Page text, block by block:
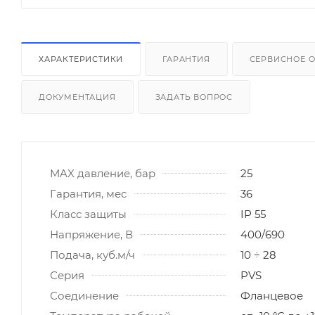
ХАРАКТЕРИСТИКИ ГАРАНТИЯ СЕРВИСНОЕ
ДОКУМЕНТАЦИЯ ЗАДАТЬ ВОПРОС
MAX давление, бар
25
Гарантия, мес
36
Класс защиты
IP 55
Напряжение, В
400/690
Подача, куб.м/ч
10 ÷ 28
Серия
PVS
Соединение
Фланцевое